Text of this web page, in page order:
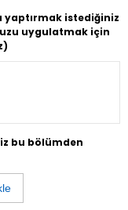
yaptırmak istediğiniz
uygulatmak için
bu bölümden